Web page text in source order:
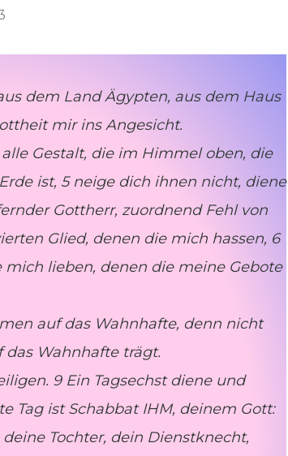
dem Land Ägypten, aus dem Haus
mir ins Angesicht.
Gestalt, die im Himmel oben, die
ist, 5 neige dich ihnen nicht, diene
Gottherr, zuordnend Fehl von
Glied, denen die mich hassen, 6
lieben, denen die meine Gebote
auf das Wahnhafte, denn nicht
das Wahnhafte trägt.
9 Ein Tagsechst diene und
Tag ist Schabbat IHM, deinem Gott:
Tochter, dein Dienstknecht,